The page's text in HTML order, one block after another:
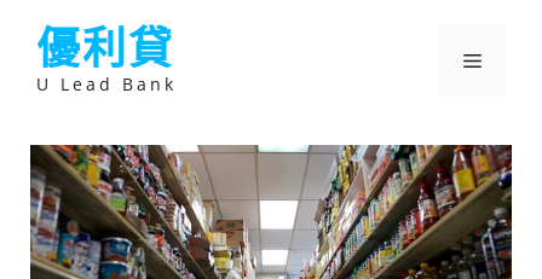
優利貸
U Lead Bank
選